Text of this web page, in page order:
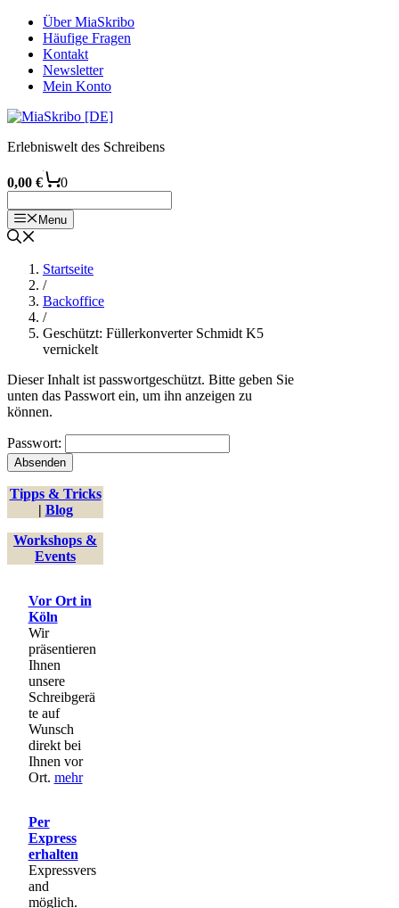
Zum
Inhalt
springen
Über MiaSkribo
Häufige Fragen
Kontakt
Newsletter
Mein Konto
Erlebniswelt des Schreibens
0,00 € 0
Menu
Startseite
/
Backoffice
/
Geschützt: Füllerkonverter Schmidt K5
vernickelt
Dieser Inhalt ist passwortgeschützt. Bitte geben Sie
unten das Passwort ein, um ihn anzeigen zu
können.
Passwort:
Tipps & Tricks
| Blog
Workshops &
Events
Vor Ort in
Köln
Wir
präsentieren
Ihnen
unsere
Schreibgerä
te auf
Wunsch
direkt bei
Ihnen vor
Ort. mehr
Per
Express
erhalten
Expressvers
and
möglich.